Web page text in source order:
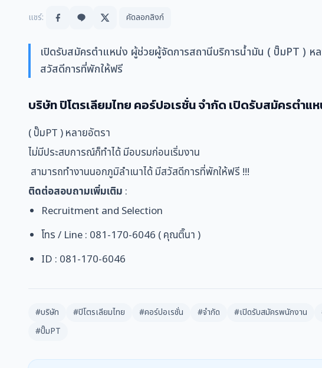
แชร์: คัดลอกลิงก์
เปิดรับสมัครตำแหน่ง ผู้ช่วยผู้จัดการสถานีบริการน้ำมัน ( ปั๊มPT ) ห
สวัสดีการที่พักให้ฟรี
บริษัท ปิโตรเลียมไทย คอร์ปอเรชั่น จำกัด เปิดรับสมัครตำ
( ปั๊มPT ) หลายอัตรา
ไม่มีประสบการณ์ก็ทำได้ มีอบรมก่อนเริ่มงาน
สามารถทำงานนอกภูมิลำเนาได้ มีสวัสดีการที่พักให้ฟรี !!!
ติดต่อสอบถามเพิ่มเติม :
Recruitment and Selection
โทร / Line : 081-170-6046 ( คุณติ๊นา )
ID : 081-170-6046
#บริษัท #ปิโตรเลียมไทย #คอร์ปอเรชั่น #จำกัด #เปิดรับสมัครพนักงาน
#ปั๊มPT